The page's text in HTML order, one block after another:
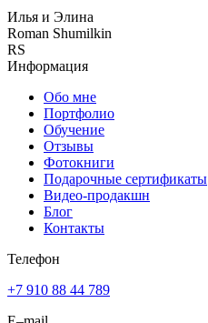
Илья и Элина
Roman Shumilkin
RS
Информация
Обо мне
Портфолио
Обучение
Отзывы
Фотокниги
Подарочные сертификаты
Видео-продакшн
Блог
Контакты
Телефон
+7 910 88 44 789